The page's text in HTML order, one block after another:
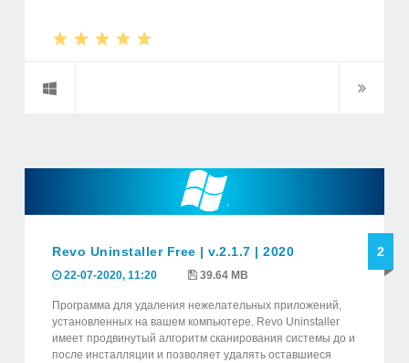
Revo Uninstaller Free | v.2.1.7 | 2020 2
22-07-2020, 11:20 39.64 MB
Программа для удаления нежелательных приложений,
установленных на вашем компьютере. Revo Uninstaller
имеет продвинутый алгоритм сканирования системы до и
после инсталляции и позволяет удалять оставшиеся